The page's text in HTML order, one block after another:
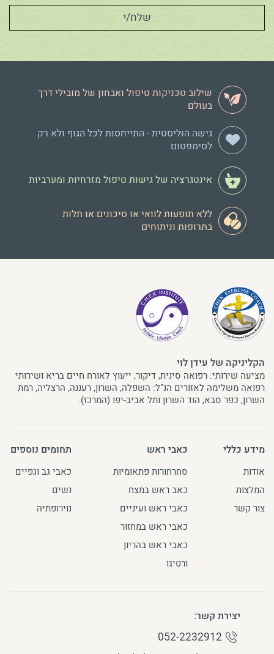
שילוב טכניקות טיפול ואבחון של מובילי דרך
בעולם
גישה הוליסטית - התייחסות לכל הגוף ולא רק
לסימפטום
אינטגרציה של גישות טיפול מזרחיות ומערביות
ללא תופעות לוואי או סיכונים או תלות
בתרופות וניתוחים
הקליניקה של עידן לוי
מציעה שירותי: רפואה סינית, דיקור, ייעוץ לאורח חיים בריא ושירותי
רפואה משלימה לאזורים הנ"ל: השפלה, השרון, רעננה, הרצליה, רמת
השרון, כפר סבא, הוד השרון ותל אביב-יפו (המרכז).
מידע כללי
אודות
המלצות
צור קשר
כאבי ראש
סחרחורות פתאומיות
כאב ראש במצח
כאבי ראש ועיניים
כאבי ראש במחזור
כאבי ראש בהריון
ורטיגו
תחומים נוספים
כאבי גב וגפיים
נשים
נוירופתיה
יצירת קשר:
052-2232912